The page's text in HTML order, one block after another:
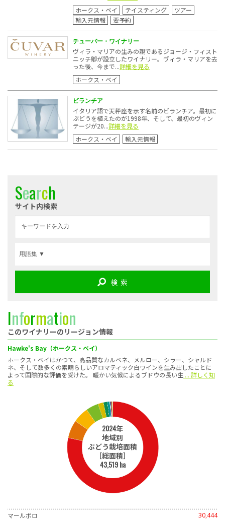
ホークス・ベイ
テイスティング
ツアー
輸入元情報
要予約
チューバー・ワイナリー
ヴィラ・マリアの生みの親であるジョージ・フィスト
ニッチ卿が設立したワイナリー。ヴィラ・マリアを去
った後、今まで...詳細を見る
ホークス・ベイ
ビランチア
イタリア語で天秤座を示す名前のビランチア。最初に
ぶどうを植えたのが1998年、そして、最初のヴィン
テージが20...詳細を見る
ホークス・ベイ
輸入元情報
Search
サイト内検索
検 索
Information
このワイナリーのリージョン情報
Hawke's Bay（ホークス・ベイ）
ホークス・ベイはかつて、高品質なカルベネ、メルロー、シラー、シャルド
ネ、そして数多くの素晴らしいアロマティック白ワインを生み出したことに
よって国際的な評価を受けた。 暖かい気候によるブドウの長い生 ... 詳しく知
る
2024年
地域別
ぶどう栽培面積
［総面積］
43,519 ha
マールボロ 30,444